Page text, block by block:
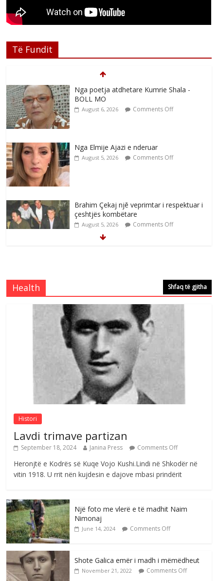
Të Fundit
Nga poetja atdhetare Kumrie Shala -
BOLL MO
August 6, 2026 Comments Off
Nga Elmije Ajazi e nderuar
August 5, 2026 Comments Off
Brahim Çekaj njē veprimtar i respektuar i
çeshtjës kombëtare
August 5, 2026 Comments Off
e invalidëve në Fushë Kosovë
Comments Off
Çlirimtari Agron Gërvalla me takime pune
në atdhe të shoqerisë Levizja
August 3, 2026 Comments Off
Postim me vlera nga artistja e mirëfilltë
Mimoza Gjoni
August 6, 2026 Comments Off
Health Shfaq të gjitha
Histori
Lavdi trimave partizan
September 18, 2024 Janina Press Comments Off
Heronjtë e Kodrës së Kuqe Vojo Kushi.Lindi në Shkodër në
vitin 1918. U rrit nën kujdesin e dajove mbasi prindërit
Një foto me vlerë e të madhit Naim
Nimonaj
June 14, 2024 Comments Off
Shote Galica emër i madh i mëmëdheut
November 21, 2022 Comments Off